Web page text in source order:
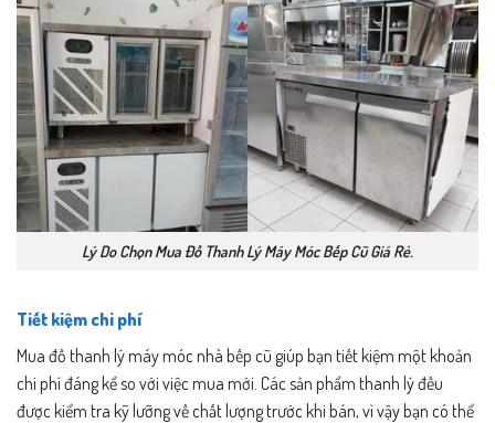
Lý Do Chọn Mua Đồ Thanh Lý Máy Móc Bếp Cũ Giá Rẻ.
Tiết kiệm chi phí
Mua đồ thanh lý máy móc nhà bếp cũ giúp bạn tiết kiệm một khoản
chi phí đáng kể so với việc mua mới. Các sản phẩm thanh lý đều
được kiểm tra kỹ lưỡng về chất lượng trước khi bán, vì vậy bạn có thể